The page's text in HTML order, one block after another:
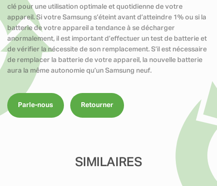
clé pour une utilisation optimale et quotidienne de votre
appareil. Si votre Samsung s’éteint avant d’atteindre 1% ou si la
batterie de votre appareil a tendance à se décharger
anormalement, il est important d’effectuer un test de batterie et
de vérifier la nécessite de son remplacement. S’il est nécessaire
de remplacer la batterie de votre appareil, la nouvelle batterie
aura la même autonomie qu’un Samsung neuf.
Parle-nous Retourner
SIMILAIRES